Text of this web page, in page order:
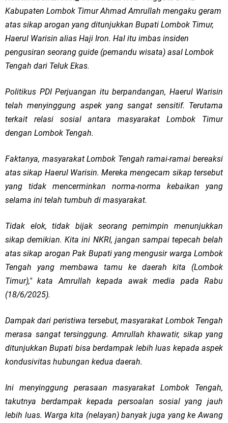
Kabupaten Lombok Timur Ahmad Amrullah mengaku geram
atas sikap arogan yang ditunjukkan Bupati Lombok Timur,
Haerul Warisin alias Haji Iron. Hal itu imbas insiden
pengusiran seorang guide (pemandu wisata) asal Lombok
Tengah dari Teluk Ekas.
Politikus PDI Perjuangan itu berpandangan, Haerul Warisin
telah menyinggung aspek yang sangat sensitif. Terutama
terkait relasi sosial antara masyarakat Lombok Timur
dengan Lombok Tengah.
Faktanya, masyarakat Lombok Tengah ramai-ramai bereaksi
atas sikap Haerul Warisin. Mereka mengecam sikap tersebut
yang tidak mencerminkan norma-norma kebaikan yang
selama ini telah tumbuh di masyarakat.
Tidak elok, tidak bijak seorang pemimpin menunjukkan
sikap demikian. Kita ini NKRI, jangan sampai tepecah belah
atas sikap arogan Pak Bupati yang mengusir warga Lombok
Tengah yang membawa tamu ke daerah kita (Lombok
Timur)," kata Amrullah kepada awak media pada Rabu
(18/6/2025).
Dampak dari peristiwa tersebut, masyarakat Lombok Tengah
merasa sangat tersinggung. Amrullah khawatir, sikap yang
ditunjukkan Bupati bisa berdampak lebih luas kepada aspek
kondusivitas hubungan kedua daerah.
Ini menyinggung perasaan masyarakat Lombok Tengah,
takutnya berdampak kepada persoalan sosial yang jauh
lebih luas. Warga kita (nelayan) banyak juga yang ke Awang